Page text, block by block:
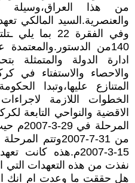
من هذا العراق،وسيلة
والعنصرية.السيد المالكي
وفي الفقرة 22
ادارة الدولة والمتمثلة
والاحصاء والاستفتاء في
المتنازع عليها،وتبدا
الخطوات اللازمة
الاقضية والنواحي التابعة
من 31-7-2007وتتم
15-3-2007م.هذه
نفذت من هذه التعهدات التي
هل حققت ما وعدت ام انك